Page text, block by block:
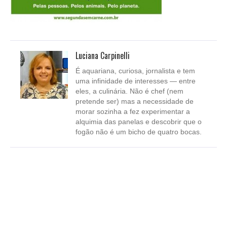
Luciana Carpinelli
É aquariana, curiosa, jornalista e tem
uma infinidade de interesses — entre
eles, a culinária. Não é chef (nem
pretende ser) mas a necessidade de
morar sozinha a fez experimentar a
alquimia das panelas e descobrir que o
fogão não é um bicho de quatro bocas.